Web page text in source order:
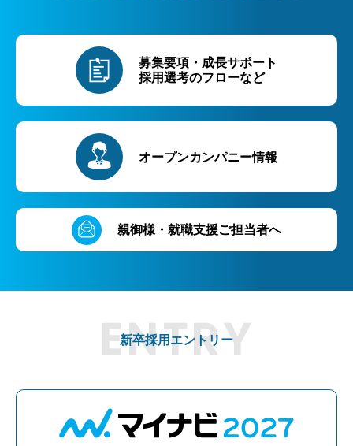
募集要項・成長サポート
採用選考のフローなど
オープンカンパニー情報
親御様・就職支援ご担当者へ
新卒採用エントリー